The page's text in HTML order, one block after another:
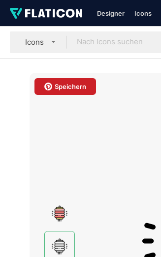
Designer Icons
Icons
Speichern